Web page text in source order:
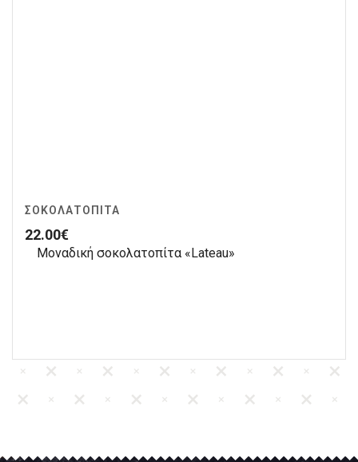
ΣΟΚΟΛΑΤΌΠΙΤΑ
22.00€
Μοναδική σοκολατοπίτα «Lateau»